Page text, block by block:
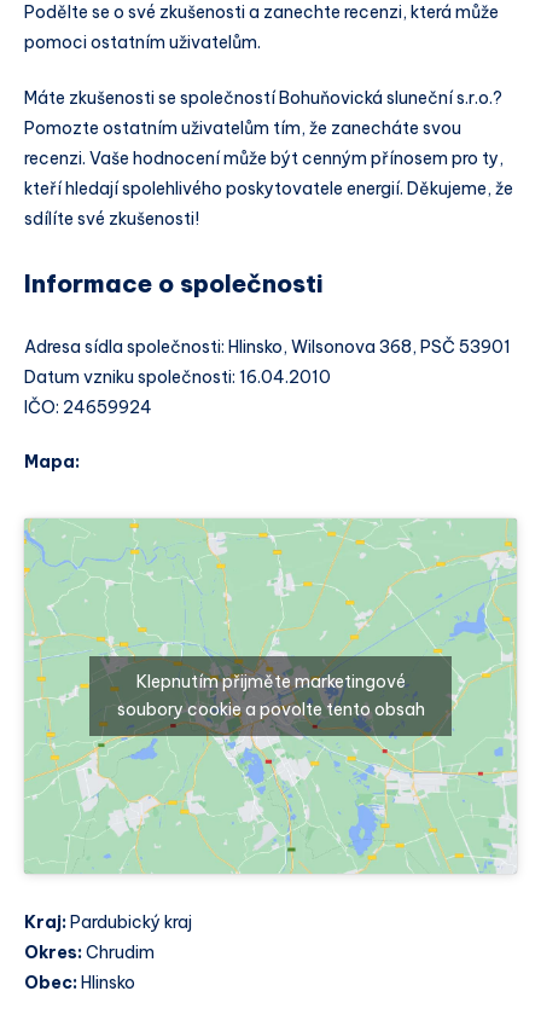
Podělte se o své zkušenosti a zanechte recenzi, která může
pomoci ostatním uživatelům.
Máte zkušenosti se společností Bohuňovická sluneční s.r.o.?
Pomozte ostatním uživatelům tím, že zanecháte svou
recenzi. Vaše hodnocení může být cenným přínosem pro ty,
kteří hledají spolehlivého poskytovatele energií. Děkujeme, že
sdílíte své zkušenosti!
Informace o společnosti
Adresa sídla společnosti: Hlinsko, Wilsonova 368, PSČ 53901
Datum vzniku společnosti: 16.04.2010
IČO: 24659924
Mapa:
Klepnutím přijměte marketingové
soubory cookie a povolte tento obsah
Kraj: Pardubický kraj
Okres:Chrudim
Obec: Hlinsko